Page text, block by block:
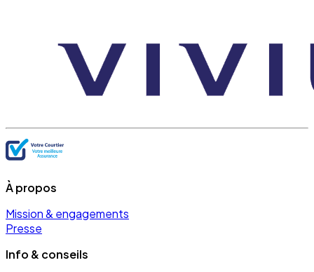
À propos
Mission & engagements
Presse
Info & conseils